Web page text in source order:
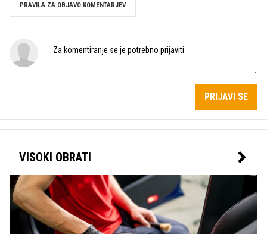
PRAVILA ZA OBJAVO KOMENTARJEV
PRIJAVI SE
VISOKI OBRATI